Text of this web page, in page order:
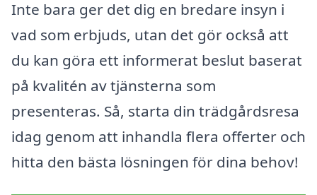
Inte bara ger det dig en bredare insyn i
vad som erbjuds, utan det gör också att
du kan göra ett informerat beslut baserat
på kvalitén av tjänsterna som
presenteras. Så, starta din trädgårdsresa
idag genom att inhandla flera offerter och
hitta den bästa lösningen för dina behov!